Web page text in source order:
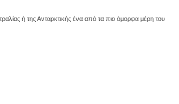
ή της Ανταρκτικής ένα από τα πιο όμορφα μέρη του